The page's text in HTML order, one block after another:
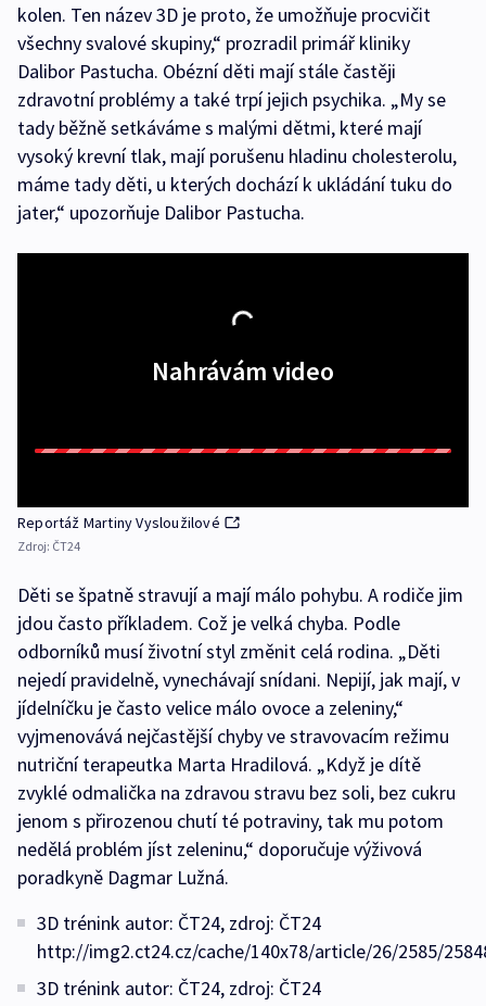
kolen. Ten název 3D je proto, že umožňuje procvičit
všechny svalové skupiny,“ prozradil primář kliniky
Dalibor Pastucha. Obézní děti mají stále častěji
zdravotní problémy a také trpí jejich psychika. „My se
tady běžně setkáváme s malými dětmi, které mají
vysoký krevní tlak, mají porušenu hladinu cholesterolu,
máme tady děti, u kterých dochází k ukládání tuku do
jater,“ upozorňuje Dalibor Pastucha.
Nahrávám video
Reportáž Martiny Vysloužilové
Zdroj: ČT24
Děti se špatně stravují a mají málo pohybu. A rodiče jim
jdou často příkladem. Což je velká chyba. Podle
odborníků musí životní styl změnit celá rodina. „Děti
nejedí pravidelně, vynechávají snídani. Nepijí, jak mají, v
jídelníčku je často velice málo ovoce a zeleniny,“
vyjmenovává nejčastější chyby ve stravovacím režimu
nutriční terapeutka Marta Hradilová. „Když je dítě
zvyklé odmalička na zdravou stravu bez soli, bez cukru
jenom s přirozenou chutí té potraviny, tak mu potom
nedělá problém jíst zeleninu,“ doporučuje výživová
poradkyně Dagmar Lužná.
3D trénink autor: ČT24, zdroj: ČT24
http://img2.ct24.cz/cache/140x78/article/26/2585/
3D trénink autor: ČT24, zdroj: ČT24